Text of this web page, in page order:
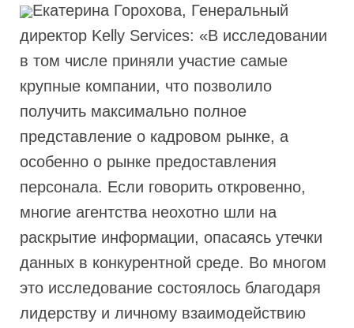
Екатерина Горохова, Генеральный
директор Kelly Services: «В исследовании
в том числе приняли участие самые
крупные компании, что позволило
получить максимально полное
представление о кадровом рынке, а
особенно о рынке предоставления
персонала. Если говорить откровенно,
многие агентства неохотно шли на
раскрытие информации, опасаясь утечки
данных в конкурентной среде. Во многом
это исследование состоялось благодаря
лидерству и личному взаимодействию